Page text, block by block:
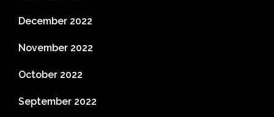
December 2022
November 2022
October 2022
September 2022